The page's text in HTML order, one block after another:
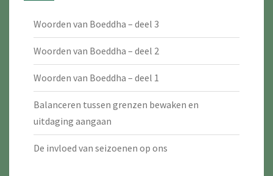
Woorden van Boeddha – deel 3
Woorden van Boeddha – deel 2
Woorden van Boeddha – deel 1
Balanceren tussen grenzen bewaken en
uitdaging aangaan
De invloed van seizoenen op ons